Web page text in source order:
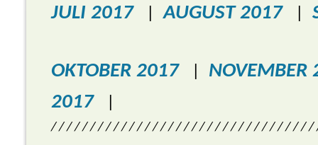
JULI 2017|AUGUST 2017|
OKTOBER 2017| NOVEMBER
2017|
/ / / / / / / / / / / / / / / / / / / / / / / / / / / / / / / / /